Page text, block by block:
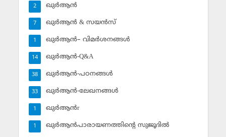
ഖുര്‍ആന്‍
2
ഖുര്‍ആന്‍ & സയന്‍സ്‌
7
ഖുര്‍ആന്‍– വിമര്‍ശനങ്ങള്‍
1
ഖുര്‍ആന്‍-Q&A
14
ഖുര്‍ആന്‍-പഠനങ്ങള്‍
38
ഖുര്‍ആന്‍-ലേഖനങ്ങള്‍
33
ഖുര്‍ആന്‍r
1
ഖുര്‍ആന്‍പാരായണത്തിന്റെ സുജൂദില്‍
1